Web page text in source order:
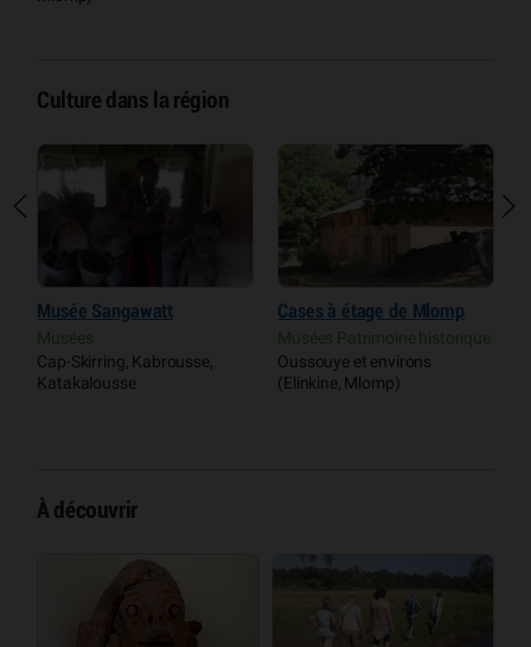
Culture dans la région
Musée Sangawatt
Musées
Cap-Skirring, Kabrousse,
Katakalousse
Cases à étage de Mlomp
Musées Patrimoine historique
Oussouye et environs
(Elinkine, Mlomp)
À découvrir